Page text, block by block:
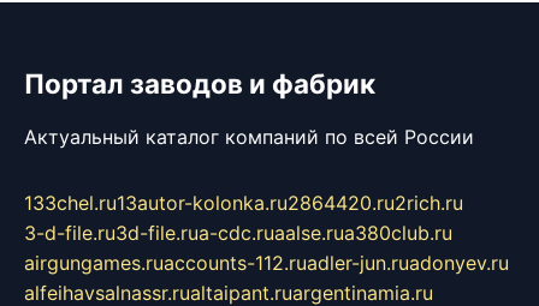
Портал заводов и фабрик
Актуальный каталог компаний по всей России
133chel.ru13autor-kolonka.ru2864420.ru2rich.ru
3-d-file.ru3d-file.rua-cdc.ruaalse.rua380club.ru
airgungames.ruaccounts-112.ruadler-jun.ruadonyev.ru
alfeihavsalnassr.rualtaipant.ruargentinamia.ru